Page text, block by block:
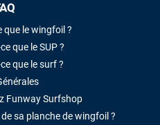
que le wingfoil ?
que le SUP ?
que le surf ?
Funway Surfshop
sa planche de wingfoil ?